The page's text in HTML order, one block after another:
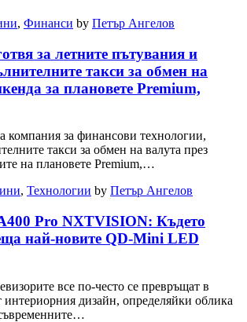
, Финанси by Петър Ангелов
за летните пътувания и
такси за обмен на
за плановете Premium,
компания за финансови технологии,
такси за обмен на валута през
на плановете Premium,…
, Технологии by Петър Ангелов
Pro NXTVISION: Където
най-новите QD-Mini LED
все по-често се превръщат в
интериорния дизайн, определяйки облика